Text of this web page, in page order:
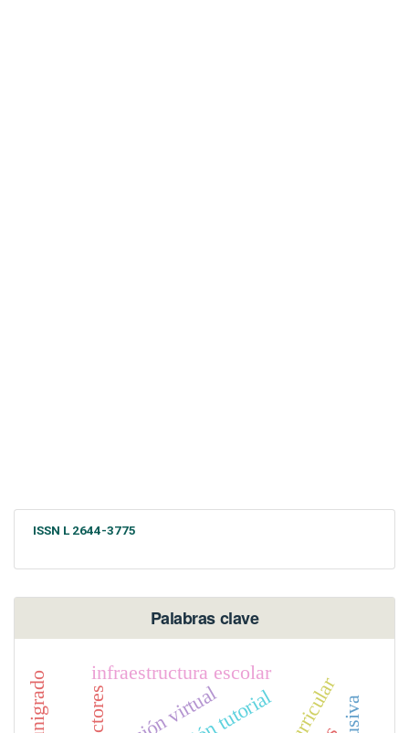
ISSN L 2644-3775
Palabras clave
infraestructura escolar
actores